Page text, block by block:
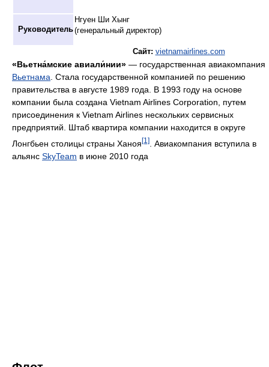
Руководитель
Нгуен Ши Хынг
(генеральный директор)
Сайт: vietnamairlines.com
«Вьетна́мские авиали́нии» — государственная авиакомпания
Вьетнама . Стала государственной компанией по решению
правительства в августе 1989 года. В 1993 году на основе
компании была создана Vietnam Airlines Corporation, путем
присоединения к Vietnam Airlines нескольких сервисных
предприятий. Штаб квартира компании находится в округе
Лонгбьен столицы страны Ханоя[1]
. Авиакомпания вступила в
альянс SkyTeam в июне 2010 года